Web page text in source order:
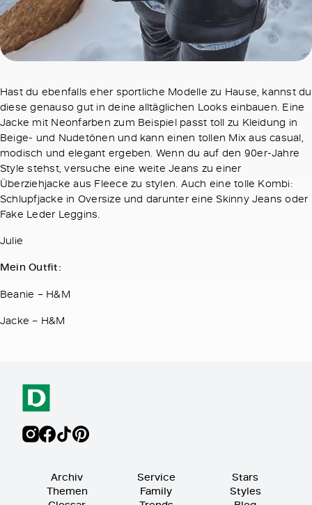
Hast du ebenfalls eher sportliche Modelle zu Hause, kannst du
diese genauso gut in deine alltäglichen Looks einbauen. Eine
Jacke mit Neonfarben zum Beispiel passt toll zu Kleidung in
Beige- und Nudetönen und kann einen tollen Mix aus casual,
modisch und elegant ergeben. Wenn du auf den 90er-Jahre
Style stehst, versuche eine weite Jeans zu einer
Überziehjacke aus Fleece zu stylen. Auch eine tolle Kombi:
Schlupfjacke in Oversize und darunter eine Skinny Jeans oder
Fake Leder Leggins.
Julie
Mein Outfit:
Beanie – H&M
Jacke – H&M
Archiv
Themen
Service
Family
Stars
Styles